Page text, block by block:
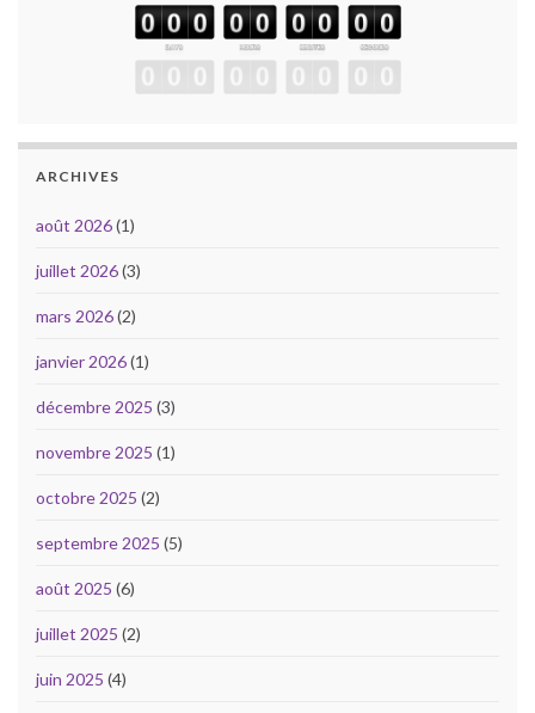
ARCHIVES
août 2026(1)
juillet 2026(3)
mars 2026(2)
janvier 2026(1)
décembre 2025 (3)
novembre 2025 (1)
octobre 2025 (2)
septembre 2025 (5)
août 2025 (6)
juillet 2025 (2)
juin 2025 (4)